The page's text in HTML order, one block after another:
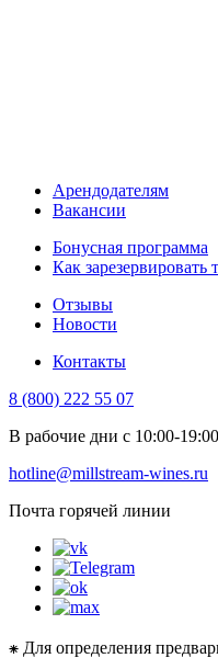
Арендодателям
Вакансии
Бонусная программа
Как зарезервировать
Отзывы
Новости
Контакты
8 (800) 222 55 07
В рабочие дни с 10:00-
hotline@millstream-wines.ru
Почта горячей линии
⁕ Для определения